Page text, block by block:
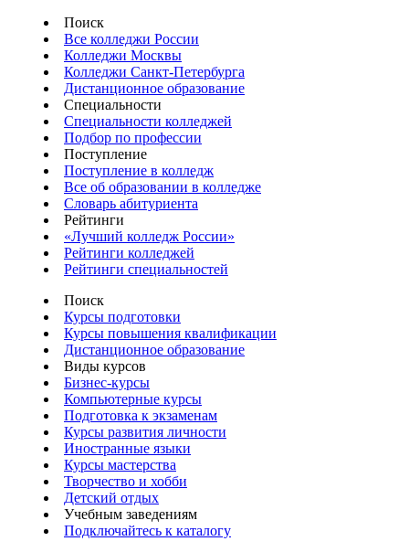
Поиск
Все колледжи России
Колледжи Москвы
Колледжи Санкт-Петербурга
Дистанционное образование
Специальности
Специальности колледжей
Подбор по профессии
Поступление
Поступление в колледж
Все об образовании в колледже
Словарь абитуриента
Рейтинги
«Лучший колледж России»
Рейтинги колледжей
Рейтинги специальностей
Поиск
Курсы подготовки
Курсы повышения квалификации
Дистанционное образование
Виды курсов
Бизнес-курсы
Компьютерные курсы
Подготовка к экзаменам
Курсы развития личности
Иностранные языки
Курсы мастерства
Творчество и хобби
Детский отдых
Учебным заведениям
Подключайтесь к каталогу